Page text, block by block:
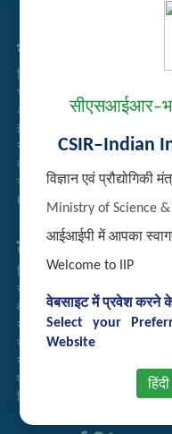
CSIR–Indian
विज्ञान एवं प्रौद्योगिकी
Ministry of Science
आईआईपी में आपका
Welcome to IIP
वेबसाइट में प्रवेश करने के
Select your
Website
हिंदी
सम्बद्ध लिंक्स
निविदा प्रबंधन
भर्ती
अतिथि गृह आरक्षण
इंट्रानेट
संग्रह
कर्मचारी खोज
प्रौद्योगिकी ब्रोशर
Handling of Complaints of
तुरत लिंक्स
निदेशिका
समाचारपत्र
वार्षिक प्रतिवेदन
राजभाषा अनुभाग
सूचना का अधिकार
सीएसआईआर
एसीएसआईआर
हिंदी पत्रिका